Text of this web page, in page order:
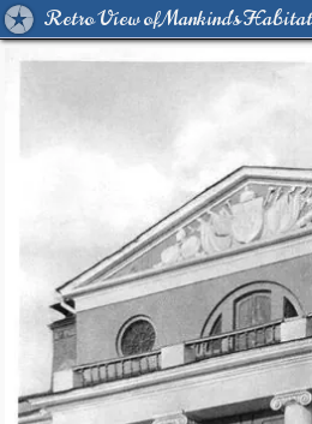
Retro View of Mankind's Habitat